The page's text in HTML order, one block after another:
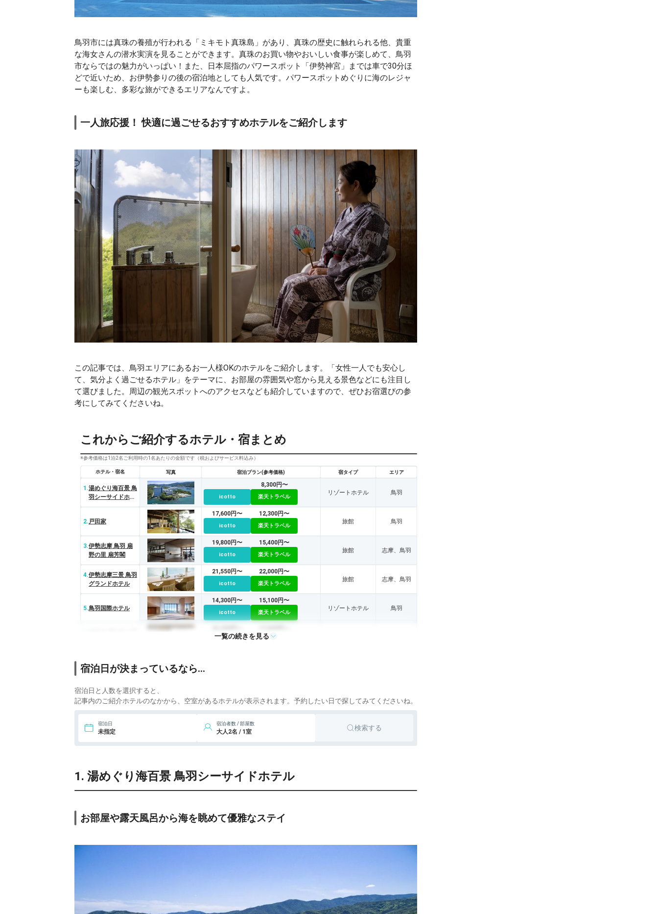
鳥羽市には真珠の養殖が行われる「ミキモト真珠島」があり、真珠の歴史に触れられる他、貴重
な海女さんの潜水実演を見ることができます。真珠のお買い物やおいしい食事が楽しめて、鳥羽
市ならではの魅力がいっぱい！また、日本屈指のパワースポット「伊勢神宮」までは車で30分ほ
どで近いため、お伊勢参りの後の宿泊地としても人気です。パワースポットめぐりに海のレジャ
ーも楽しむ、多彩な旅ができるエリアなんですよ。
一人旅応援！ 快適に過ごせるおすすめホテルをご紹介します
この記事では、鳥羽エリアにあるお一人様OKのホテルをご紹介します。「女性一人でも安心し
て、気分よく過ごせるホテル」をテーマに、お部屋の雰囲気や窓から見える景色などにも注目し
て選びました。周辺の観光スポットへのアクセスなども紹介していますので、ぜひお宿選びの参
考にしてみてくださいね。
これからご紹介するホテル・宿まとめ
※参考価格は1泊2名ご利用時の1名あたりの金額です（税およびサービス料込み）
ホテル・宿名 写真 宿泊プラン(参考価格) 宿タイプ エリア
1.湯めぐり海百景 鳥
羽シーサイドホテ
ル
icotto
8,300円〜
楽天トラベル
リゾートホテル 鳥羽
2.戸田家
17,600円〜
icotto
12,300円〜
楽天トラベル
旅館 鳥羽
3.伊勢志摩 鳥羽 扇
野の里 扇芳閣
19,800円〜
icotto
15,400円〜
楽天トラベル
旅館 志摩、鳥羽
4.伊勢志摩三景 鳥羽
グランドホテル
21,550円〜
icotto
22,000円〜
楽天トラベル
旅館 志摩、鳥羽
5.鳥羽国際ホテル
14,300円〜
icotto
15,100円〜
楽天トラベル
リゾートホテル 鳥羽
icotto 楽天トラベル
7.
大江戸温泉物語 志
摩彩朝楽
一覧の続きを見る
宿泊日が決まっているなら…
宿泊日と人数を選択すると、
記事内のご紹介ホテルのなかから、空室があるホテルが表示されます。予約したい日で探してみてくださいね。
宿泊日
未指定
宿泊者数 / 部屋数
大人2名 / 1室 検索する
1. 湯めぐり海百景 鳥羽シーサイドホテル
お部屋や露天風呂から海を眺めて優雅なステイ